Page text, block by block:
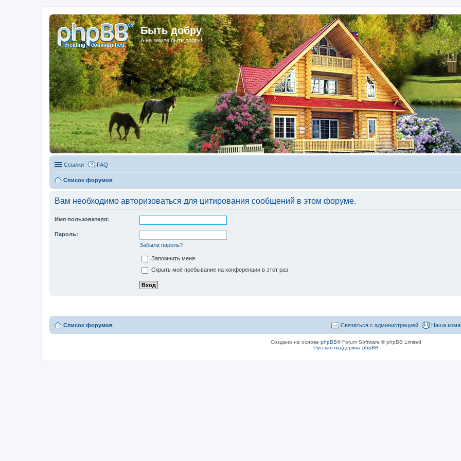
Быть добру
А на земле быть добру!
Ссылки FAQ
Список форумов
Вам необходимо авторизоваться для цитирования сообщений в этом форуме.
Имя пользователя:
Пароль:
Забыли пароль?
Запомнить меня
Скрыть моё пребывание на конференции в этот раз
Список форумов Наша
Связаться с администрацией
Создано на основе phpBB® Forum Software © phpBB Limited
Русская поддержка phpBB